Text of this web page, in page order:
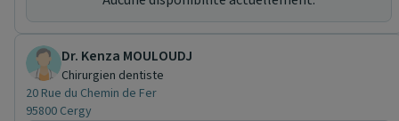
Dr. Kenza MOULOUDJ
Chirurgien dentiste
20 Rue du Chemin de Fer
95800 Cergy